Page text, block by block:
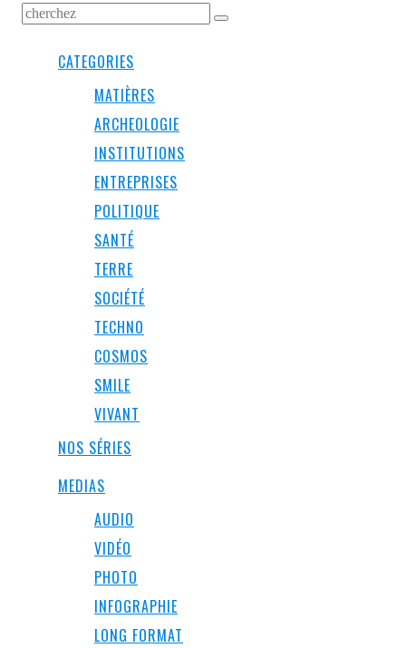
CATEGORIES
MATIÈRES
ARCHEOLOGIE
INSTITUTIONS
ENTREPRISES
POLITIQUE
SANTÉ
TERRE
SOCIÉTÉ
TECHNO
COSMOS
SMILE
VIVANT
NOS SÉRIES
MEDIAS
AUDIO
VIDÉO
PHOTO
INFOGRAPHIE
LONG FORMAT